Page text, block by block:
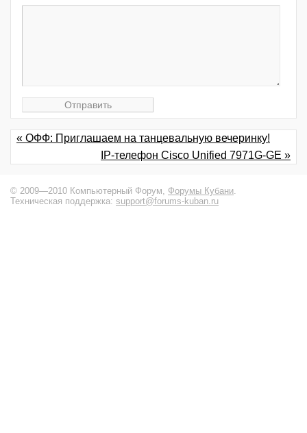
« ОФФ: Приглашаем на танцевальную вечеринку!
IP-телефон Cisco Unified 7971G-GE »
© 2009—2010 Компьютерный Форум, Форумы Кубани
Техническая поддержка: support@forums-kuban.ru